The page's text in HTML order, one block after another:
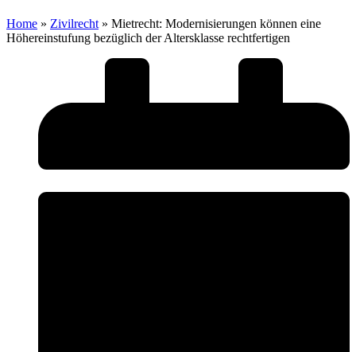
Home » Zivilrecht » Mietrecht: Modernisierungen können eine
Höhereinstufung bezüglich der Altersklasse rechtfertigen